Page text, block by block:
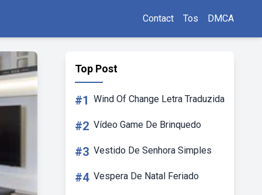
Contact Tos DMCA
Top Post
#1 Wind Of Change Letra Traduzida
#2 Vídeo Game De Brinquedo
#3 Vestido De Senhora Simples
#4 Vespera De Natal Feriado